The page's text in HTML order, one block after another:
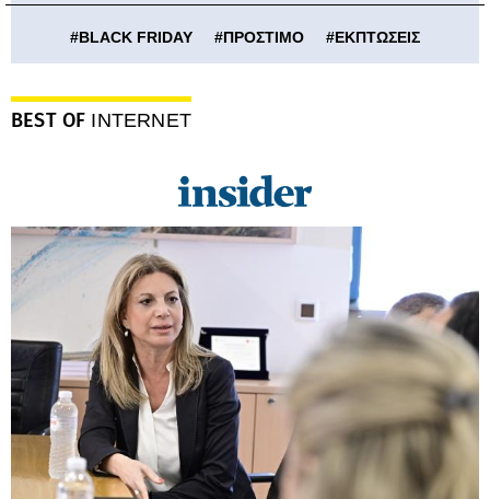
#BLACK FRIDAY #ΠΡΟΣΤΙΜΟ #ΕΚΠΤΩΣΕΙΣ
BEST OF INTERNET